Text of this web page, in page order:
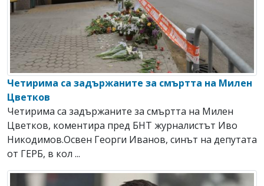
Четирима са задържаните за смъртта на Милен
Цветков
Четирима са задържаните за смъртта на Милен
Цветков, коментира пред БНТ журналистът Иво
Никодимов.Освен Георги Иванов, синът на депутата
от ГЕРБ, в кол ...